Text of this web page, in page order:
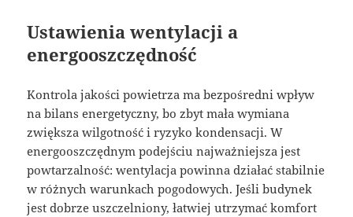
Ustawienia wentylacji a
energooszczędność
Kontrola jakości powietrza ma bezpośredni wpływ
na bilans energetyczny, bo zbyt mała wymiana
zwiększa wilgotność i ryzyko kondensacji. W
energooszczędnym podejściu najważniejsza jest
powtarzalność: wentylacja powinna działać stabilnie
w różnych warunkach pogodowych. Jeśli budynek
jest dobrze uszczelniony, łatwiej utrzymać komfort